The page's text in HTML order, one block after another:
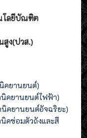
โลยีบัณฑิต
ง(ปวส.)
นิคยานยนต์)
นิคยานยนต์ไฟฟ้า)
นิคยานยนต์อัจฉริยะ)
นิคซ่อมตัวถังและสี